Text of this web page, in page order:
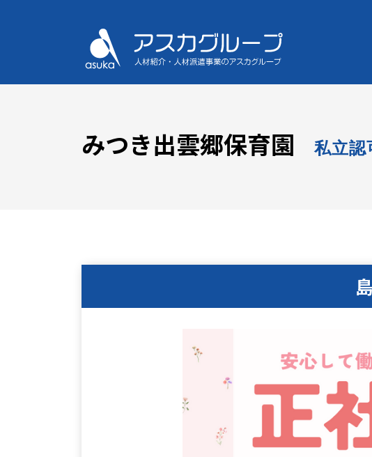
みつき出雲郷保育園 私立認